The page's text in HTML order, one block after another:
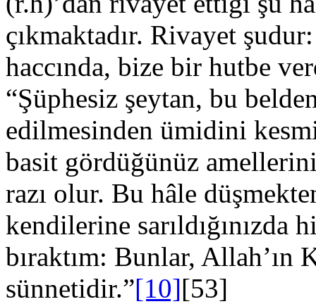
çıkmaktadır. Rivayet
haccında, bize bir hutbe
“Şüphesiz şeytan, bu
edil­mesinden ümidini
basit gördüğü­nüz
razı olur. Bu hâle
kendilerine sarıldığınızda
bıraktım: Bunlar, Allah’ın
sünnetidir.”[10][53]